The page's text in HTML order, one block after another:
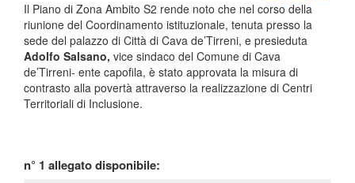
Il Piano di Zona Ambito S2 rende noto che nel corso della
riunione del Coordinamento istituzionale, tenuta presso la
sede del palazzo di Città di Cava de’Tirreni, e presieduta
Adolfo Salsano, vice sindaco del Comune di Cava
de’Tirreni- ente capofila, è stato approvata la misura di
contrasto alla povertà attraverso la realizzazione di Centri
Territoriali di Inclusione.
n° 1 allegato disponibile: